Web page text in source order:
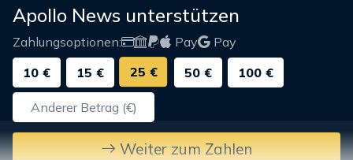
Apollo News unterstützen
Zahlungsoptionen: Pay
Pay
10 €
15 € 25 € 50 € 100 €
Weiter zum Zahlen